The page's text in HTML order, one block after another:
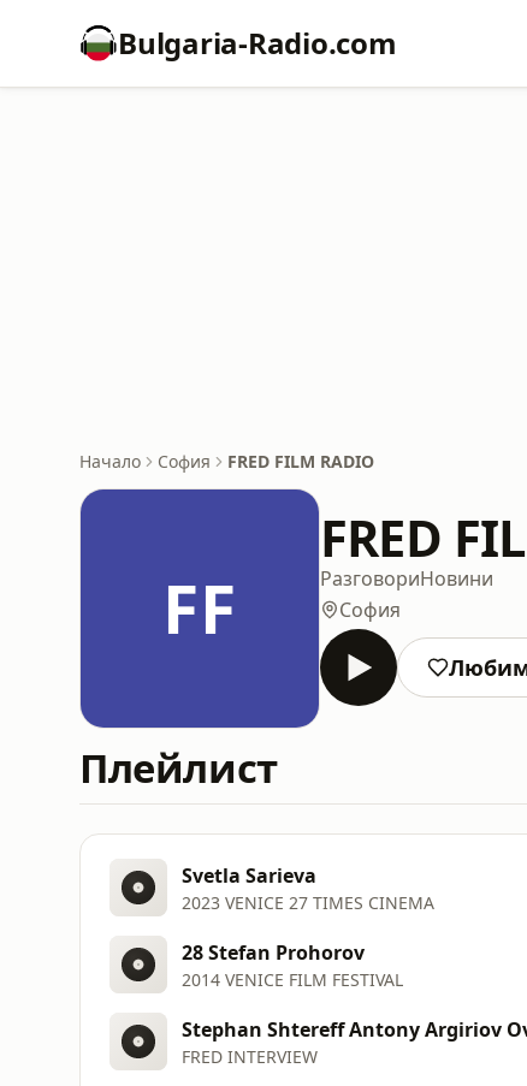
Bulgaria-Radio.com
Начало София FRED FILM RADIO
FF
FRED
РазговориНовини
София
Плейлист
Svetla Sarieva
2023 VENICE 27 TIMES CINEMA
28 Stefan Prohorov
2014 VENICE FILM FESTIVAL
Stephan Shtereff Antony Argiriov
FRED INTERVIEW